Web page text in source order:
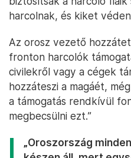
Óriáskivetítőn Putyin beszéde
Pavlishak / Reuters
„Ma egy rendkívül
fogunk ezen az úton
beszéde végén Putyin.
elkötelezettségünket
ezrei csatlakoztak a
harcaihoz, és
harcolnak. Az oroszok
az emberek pedig